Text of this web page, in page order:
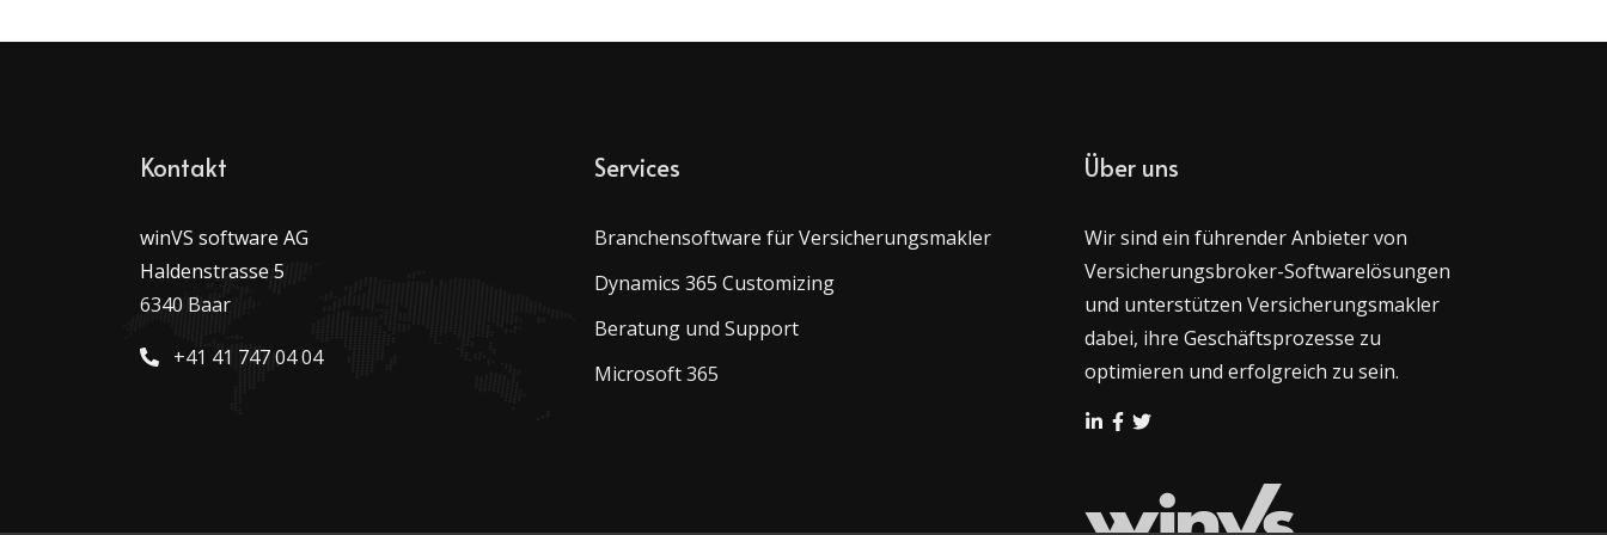
Kontakt
winVS software AG
Haldenstrasse 5
6340 Baar
+41 41 747 04 04
Services
Branchensoftware für Versicherungsmakler
Dynamics 365 Customizing
Beratung und Support
Microsoft 365
Über uns
Wir sind ein führender Anbieter von
Versicherungsbroker-Softwarelösungen
und unterstützen Versicherungsmakler
dabei, ihre Geschäftsprozesse zu
optimieren und erfolgreich zu sein.